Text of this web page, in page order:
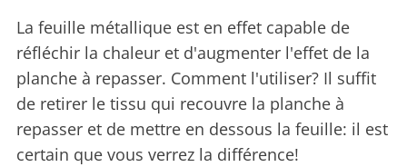
La feuille métallique est en effet capable de
réfléchir la chaleur et d'augmenter l'effet de la
planche à repasser. Comment l'utiliser? Il suffit
de retirer le tissu qui recouvre la planche à
repasser et de mettre en dessous la feuille: il est
certain que vous verrez la différence!